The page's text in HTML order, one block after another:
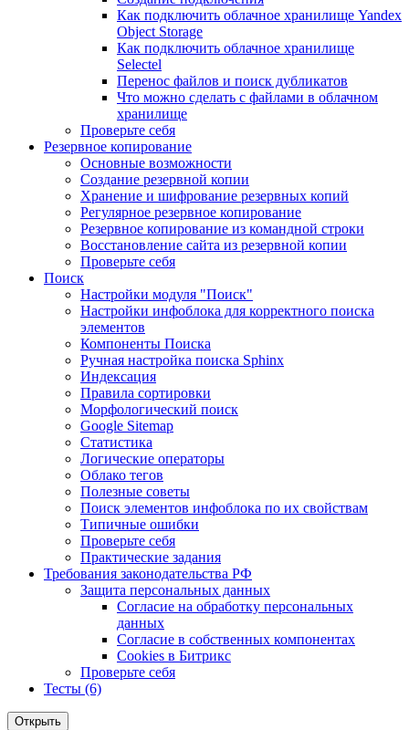
Как подключить облачное хранилище Yandex
Object Storage
Как подключить облачное хранилище
Selectel
Перенос файлов и поиск дубликатов
Что можно сделать с файлами в облачном
хранилище
Проверьте себя
Резервное копирование
Основные возможности
Создание резервной копии
Хранение и шифрование резервных копий
Регулярное резервное копирование
Резервное копирование из командной строки
Восстановление сайта из резервной копии
Проверьте себя
Поиск
Настройки модуля "Поиск"
Настройки инфоблока для корректного поиска
элементов
Компоненты Поиска
Ручная настройка поиска Sphinx
Индексация
Правила сортировки
Морфологический поиск
Google Sitemap
Статистика
Логические операторы
Облако тегов
Полезные советы
Поиск элементов инфоблока по их свойствам
Типичные ошибки
Проверьте себя
Практические задания
Требования законодательства РФ
Защита персональных данных
Согласие на обработку персональных
данных
Согласие в собственных компонентах
Cookies в Битрикс
Проверьте себя
Тесты (6)
Открыть